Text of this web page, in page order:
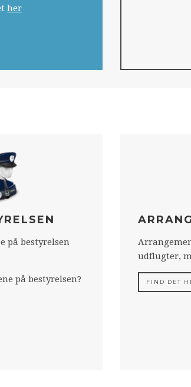
her
på bestyrelsen
på bestyrelsen?
udflugter,
FIND DET